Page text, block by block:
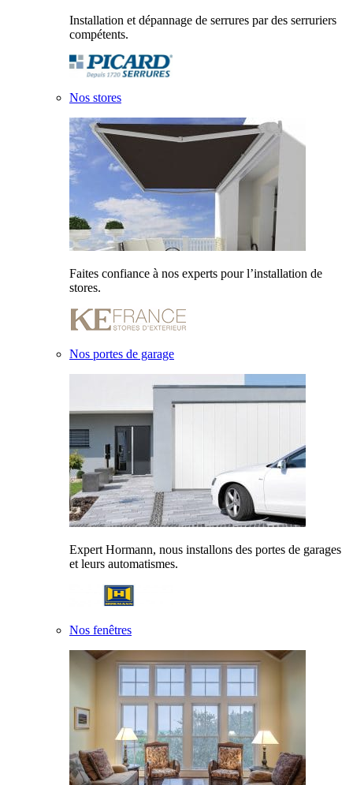
Installation et dépannage de serrures par des serruriers
compétents.
Nos stores
Faites confiance à nos experts pour l’installation de
stores.
Nos portes de garage
Expert Hormann, nous installons des portes de garages
et leurs automatismes.
Nos fenêtres